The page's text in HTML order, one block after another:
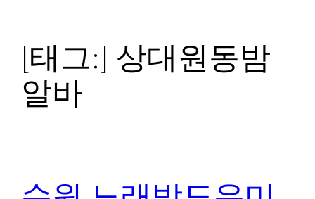
[태그:] 상대원동밤
알바